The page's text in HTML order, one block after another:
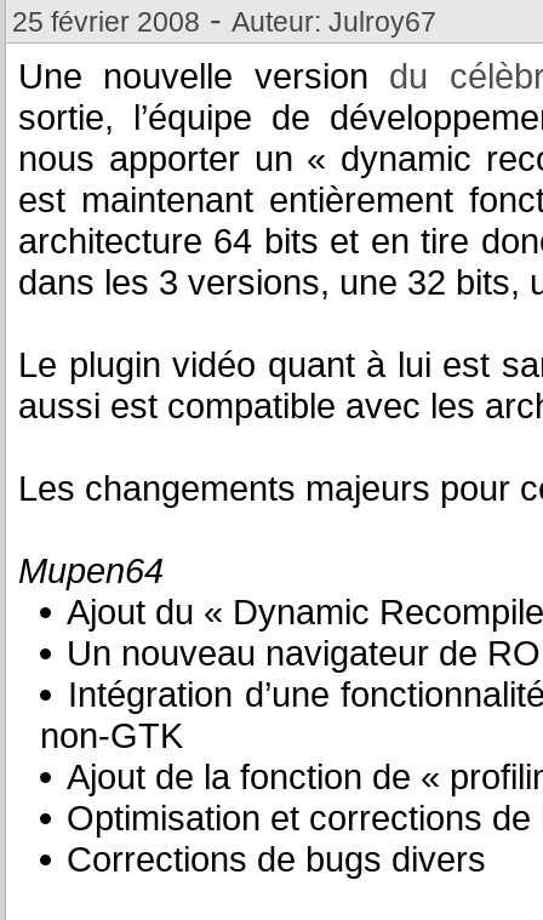
25 février 2008 - Auteur: Julroy67
Une nouvelle version du
sortie, l’équipe de
nous apporter un « dynamic
est maintenant entièrement
architecture 64 bits et en tire
dans les 3 versions, une 32 bits,
Le plugin vidéo quant à lui est
aussi est compatible avec les
Les changements majeurs pour
Mupen64
Ajout du « Dynamic
Un nouveau navigateur de
Intégration d’une
non-GTK
Ajout de la fonction de «
Optimisation et corrections
Corrections de bugs divers